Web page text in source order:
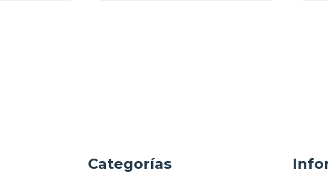
Categorías